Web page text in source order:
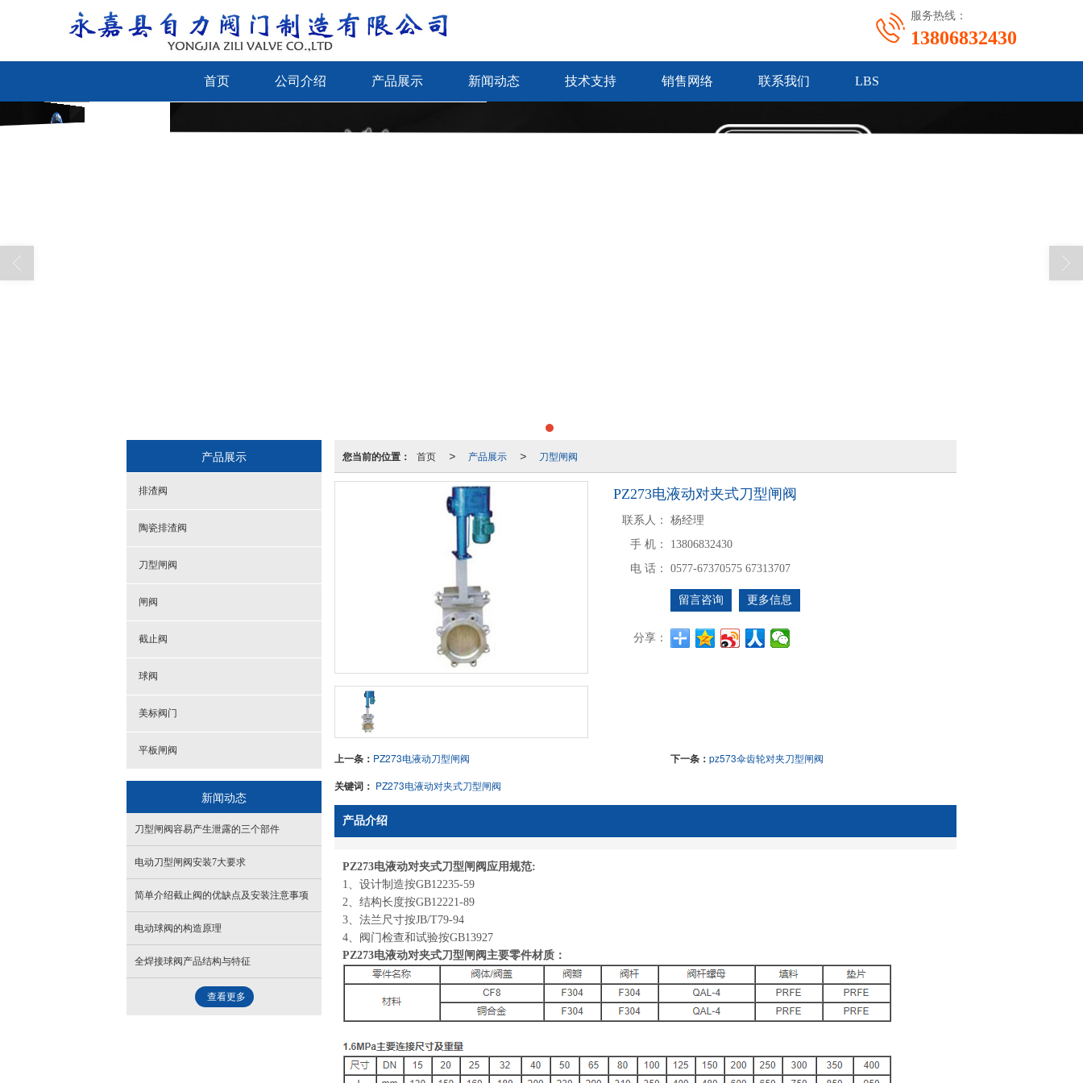
服务热线：
13806832430
首页 公司介绍 产品展示 新闻动态 技术支持 销售网络 联系我们 LBS
您当前的位置： 首页 > 产品展示 > 刀型闸阀
PZ273电液动对夹式刀型闸阀
联系人：
杨经理
手 机：
13806832430
电 话：
0577-67370575 67313707
留言咨询 更多信息
分享：
上一条： PZ273电液动刀型闸阀 下一条： pz573伞齿轮对夹刀型闸阀
关键词： PZ273电液动对夹式刀型闸阀
产品介绍
PZ273电液动对夹式刀型闸阀应用规范:
1、设计制造按GB12235-59
2、结构长度按GB12221-89
3、法兰尺寸按JB/T79-94
4、阀门检查和试验按GB13927
PZ273电液动对夹式刀型闸阀主要零件材质：
产品展示
排渣阀
陶瓷排渣阀
刀型闸阀
闸阀
截止阀
球阀
美标阀门
平板闸阀
新闻动态
刀型闸阀容易产生泄露的三个部件
电动刀型闸阀安装7大要求
简单介绍截止阀的优缺点及安装注意事项
电动球阀的构造原理
全焊接球阀产品结构与特征
查看更多